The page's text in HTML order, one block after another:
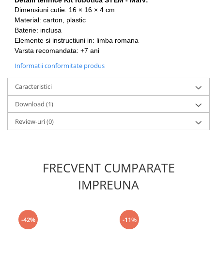
Dimensiuni cutie: 16 × 16 × 4 cm
Material: carton, plastic
Baterie: inclusa
Elemente si instructiuni in: limba romana
Varsta recomandata: +7 ani
Informatii conformitate produs
Caracteristici
Download (1)
Review-uri(0)
FRECVENT CUMPARATE
IMPREUNA
-42% -11%